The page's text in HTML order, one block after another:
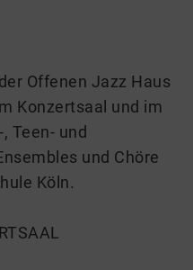
Offenen Jazz Haus
Konzertsaal und im
Teen- und
und Chöre
Köln.